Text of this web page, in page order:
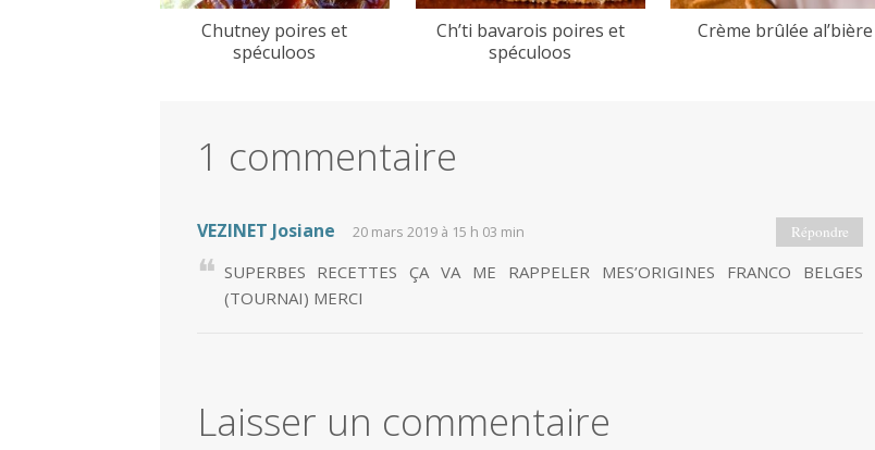
Chutney poires et
spéculoos
Ch’ti bavarois poires et
spéculoos
Crème brûlée al’bière
1 commentaire
VEZINET Josiane 20 mars 2019 à 15 h 03 min
SUPERBES RECETTES ÇA VA ME RAPPELER MES’ORIGINES FRANCO BELGES
(TOURNAI) MERCI
Répondre
Laisser un commentaire